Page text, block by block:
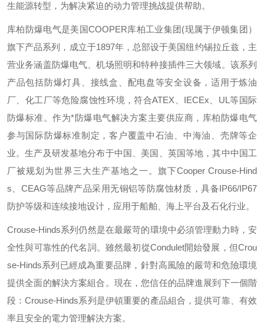
生能源转型，为解决紧迫的动力管理挑战提供帮助。
库柏防爆电气是美国COOPER库柏工业集团(现属于伊顿集团）
旗下产品系列，成立于1897年，总部设于美国纽约锡拉丘兹，主
营业务涵盖防爆电气、机场照明和特种接插件三大领域。该系列
产品包括防爆灯具、接线盒、配电盘等安全设备，适用于炼油
厂、化工厂等危险腐蚀性环境，符合ATEX IECEx UL 等国际
防爆标准。作为*防爆电气解决方案主要供应商，库柏防爆电气
参与国际防爆标准制定，客户覆盖中石油、中海油、壳牌等企
业。生产及研发基地分布于中国、美国、英国等地，其中中国工
厂被规划为世界三大生产基地之一。旗下Cooper Crouse-Hind
s
CEAG等品牌产品采用无铜铝等防腐蚀材质，具备IP66/IP67
防护等级和连续接地设计，应用于船舶、海上平台及石化行业。
Crouse-Hinds系列仍然是在最嚴苛的環境中必須管理動力時，安
全性與可靠性的代名詞。雖然最初從Condulet開始發展，但Crou
se-Hinds系列已經成為重要品牌，針對高風險的嚴苛和危險環境
提供全面的解決方案組合。現在，您信任的品牌進展到下一個階
段：Crouse-Hinds系列是伊頓重要的產品組合，提供可靠、有效
率且安全的電力管理解決方案。